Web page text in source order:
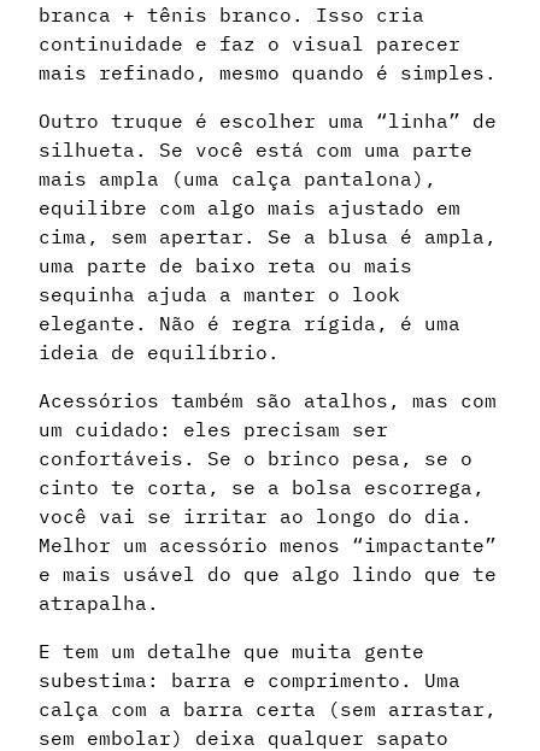
branca + tênis branco. Isso cria
continuidade e faz o visual parecer
mais refinado, mesmo quando é simples.
Outro truque é escolher uma “linha” de
silhueta. Se você está com uma parte
mais ampla (uma calça pantalona),
equilibre com algo mais ajustado em
cima, sem apertar. Se a blusa é ampla,
uma parte de baixo reta ou mais
sequinha ajuda a manter o look
elegante. Não é regra rígida, é uma
ideia de equilíbrio.
Acessórios também são atalhos, mas com
um cuidado: eles precisam ser
confortáveis. Se o brinco pesa, se o
cinto te corta, se a bolsa escorrega,
você vai se irritar ao longo do dia.
Melhor um acessório menos “impactante”
e mais usável do que algo lindo que te
atrapalha.
E tem um detalhe que muita gente
subestima: barra e comprimento. Uma
calça com a barra certa (sem arrastar,
sem embolar) deixa qualquer sapato